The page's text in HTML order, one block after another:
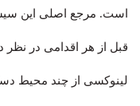
است. مرجع اصلی این
قبل از هر اقدامی در
لینوکسی از چند محیط